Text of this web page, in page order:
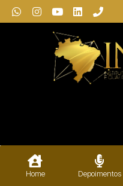
Home Depoimentos